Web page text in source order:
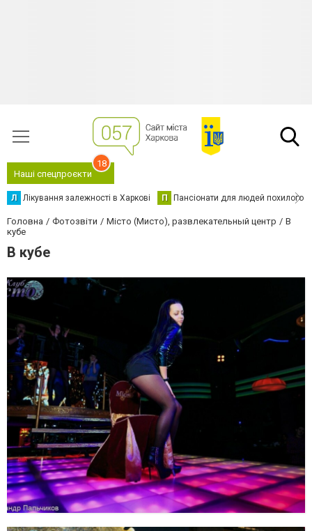
Наші спецпроєкти
18
Л Лікування залежності в Харкові П Пансіонати для людей похилого
Головна Фотозвіти Місто (Мисто), развлекательный центр
В
кубе
В кубе